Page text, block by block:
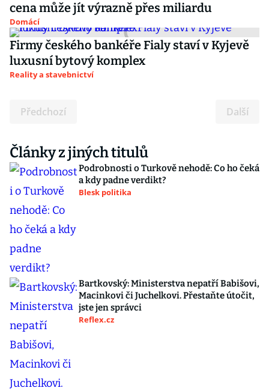
cena může jít výrazně přes miliardu
Domácí
Firmy českého bankéře Fialy staví v Kyjevě
luxusní bytový komplex
Reality a stavebnictví
Předchozí Další
Články z jiných titulů
Podrobnosti o Turkově nehodě: Co ho čeká
a kdy padne verdikt?
Blesk politika
Bartkovský: Ministerstva nepatří Babišovi,
Macinkovi či Juchelkovi. Přestaňte útočit,
jste jen správci
Reflex.cz